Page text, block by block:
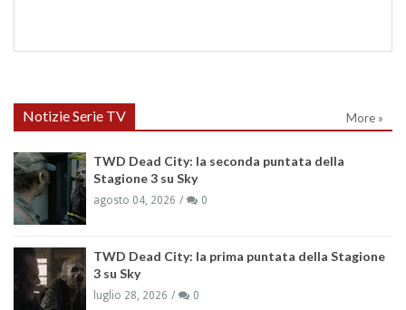
Notizie Serie TV More »
TWD Dead City: la seconda puntata della
Stagione 3 su Sky
agosto 04, 2026 0
TWD Dead City: la prima puntata della Stagione
3 su Sky
luglio 28, 2026 0